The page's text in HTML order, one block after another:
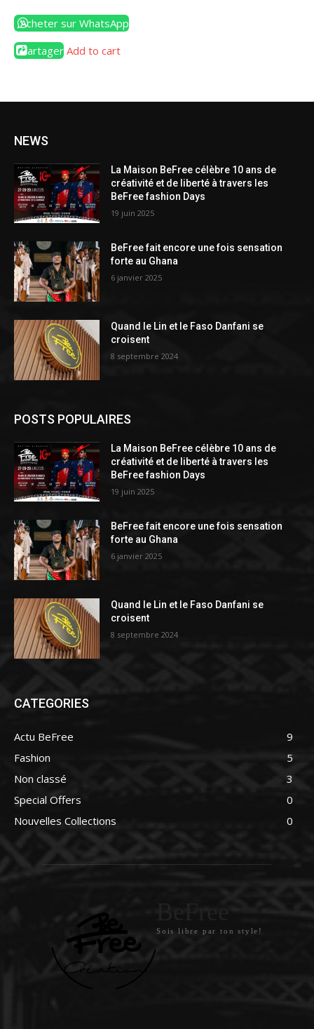
Acheter sur WhatsApp
Partager Add to cart
NEWS
La Maison BeFree célèbre 10 ans de
créativité et de liberté à travers les
BeFree fashion Days
19 juin 2025
BeFree fait encore une fois sensation
forte au Ghana
6 janvier 2025
Quand le Lin et le Faso Danfani se
croisent
8 septembre 2024
POSTS POPULAIRES
La Maison BeFree célèbre 10 ans de
créativité et de liberté à travers les
BeFree fashion Days
19 juin 2025
BeFree fait encore une fois sensation
forte au Ghana
6 janvier 2025
Quand le Lin et le Faso Danfani se
croisent
8 septembre 2024
CATEGORIES
Actu BeFree
9
Fashion
5
Non classé
3
Special Offers
0
Nouvelles Collections
0
Sois libre par ton style!